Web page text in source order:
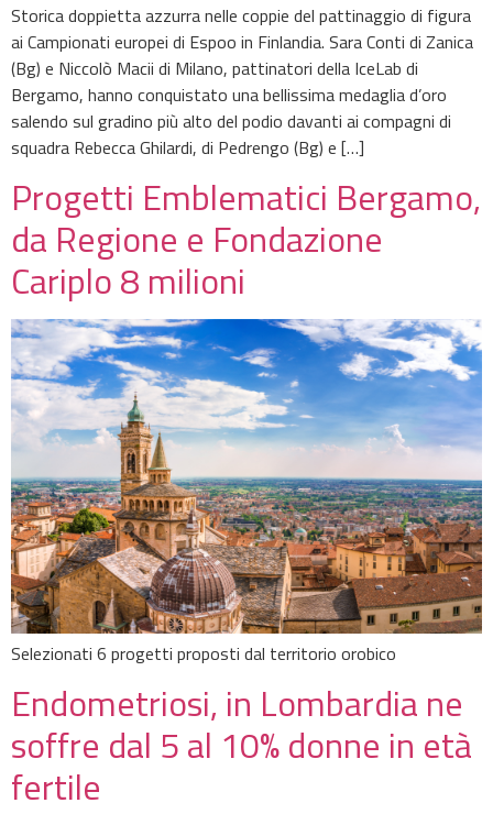
Storica doppietta azzurra nelle coppie del pattinaggio di figura
ai Campionati europei di Espoo in Finlandia. Sara Conti di Zanica
(Bg) e Niccolò Macii di Milano, pattinatori della IceLab di
Bergamo, hanno conquistato una bellissima medaglia d’oro
salendo sul gradino più alto del podio davanti ai compagni di
squadra Rebecca Ghilardi, di Pedrengo (Bg) e […]
Progetti Emblematici Bergamo,
da Regione e Fondazione
Cariplo 8 milioni
Selezionati 6 progetti proposti dal territorio orobico
Endometriosi, in Lombardia ne
soffre dal 5 al 10% donne in età
fertile